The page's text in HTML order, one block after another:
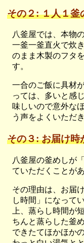
その２: １人１釜
八釜屋では、本物
一釜一釜直火で炊
のまま木製のフタ
す。
一合のご飯に具材
っては、多いと感
味しいので意外な
う声をよくいただ
その３: お届け時
八釜屋の釜めしが
ていただくことが
その理由は、お届
し時間」になって
上、蒸らし時間が
ちんと蒸らした釜
できたてほかほか